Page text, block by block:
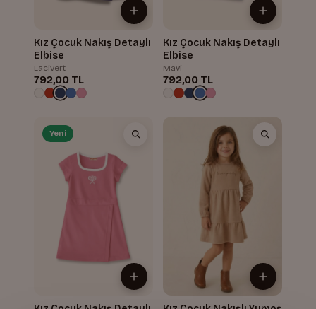
Kız Çocuk Nakış Detaylı
Elbise
Lacivert
792,00 TL
Kız Çocuk Nakış Detaylı
Elbise
Mavi
792,00 TL
Yeni